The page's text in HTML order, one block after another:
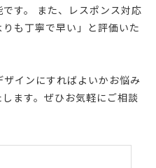
す。 また、レスポンス対応
も丁寧で早い」と評価いた
インにすればよいかお悩み
ます。ぜひお気軽にご相談